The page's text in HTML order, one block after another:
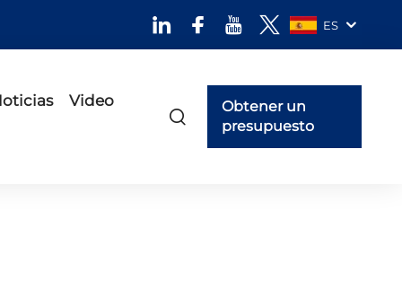
ES
Video
Obtener un
presupuesto